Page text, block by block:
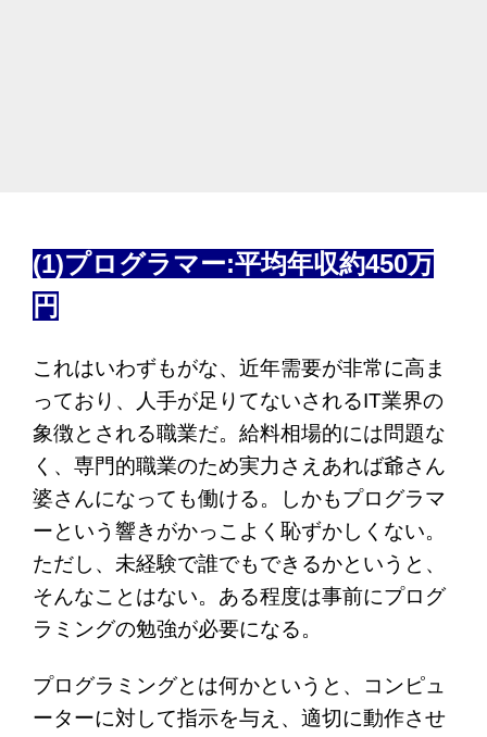
(1)プログラマー:平均年収約450万
円
これはいわずもがな、近年需要が非常に高ま
っており、人手が足りてないされるIT業界の
象徴とされる職業だ。給料相場的には問題な
く、専門的職業のため実力さえあれば爺さん
婆さんになっても働ける。しかもプログラマ
ーという響きがかっこよく恥ずかしくない。
ただし、未経験で誰でもできるかというと、
そんなことはない。ある程度は事前にプログ
ラミングの勉強が必要になる。
プログラミングとは何かというと、コンピュ
ーターに対して指示を与え、適切に動作させ